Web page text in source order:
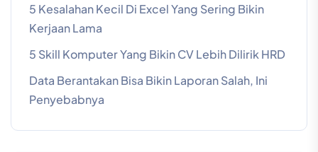
5 Kesalahan Kecil Di Excel Yang Sering Bikin
Kerjaan Lama
5 Skill Komputer Yang Bikin CV Lebih Dilirik HRD
Data Berantakan Bisa Bikin Laporan Salah, Ini
Penyebabnya